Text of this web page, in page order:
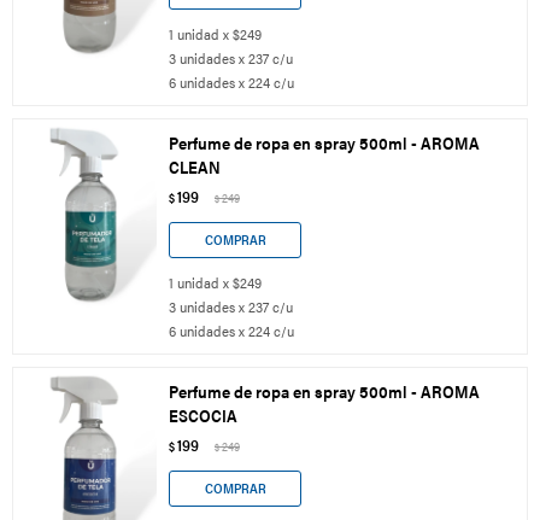
1 unidad x $249
3 unidades x 237 c/u
6 unidades x 224 c/u
Perfume de ropa en spray 500ml - AROMA
CLEAN
$199 $249
1 unidad x $249
3 unidades x 237 c/u
6 unidades x 224 c/u
Perfume de ropa en spray 500ml - AROMA
ESCOCIA
$199 $249